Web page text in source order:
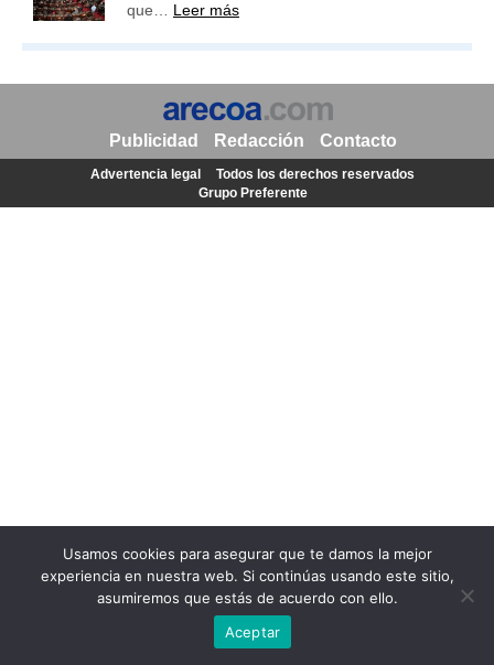
que… Leer más
Usamos cookies para asegurar que te damos la mejor
experiencia en nuestra web. Si continúas usando este sitio,
asumiremos que estás de acuerdo con ello.
Aceptar
Publicidad Redacción Contacto
Advertencia legal
Todos los derechos reservados
Grupo Preferente